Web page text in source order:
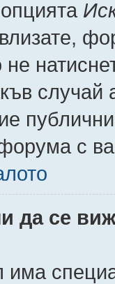
влизате,
не
случай
с
да се